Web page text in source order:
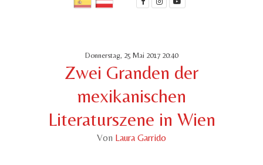
Donnerstag, 25 Mai 2017 20:40
Zwei Granden der
mexikanischen
Literaturszene in Wien
Von Laura Garrido